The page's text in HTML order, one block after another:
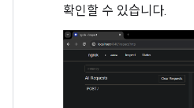
확인할 수 있습니다.